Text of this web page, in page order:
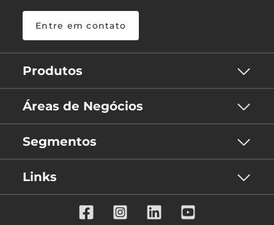
Entre em contato
Produtos
Áreas de Negócios
Segmentos
Links